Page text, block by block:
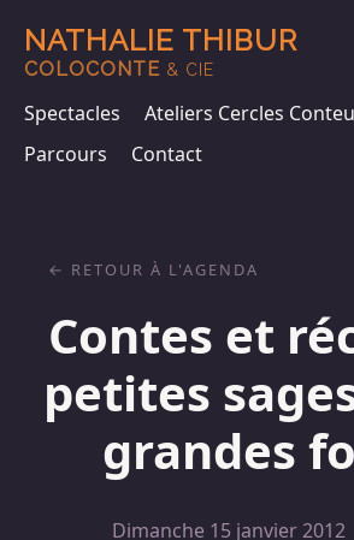
NATHALIE THIBUR
COLOCONTE & CIE
Spectacles Ateliers Cercles
Parcours
Contact
Contes et
petites
grandes
Dimanche 15 janvier 2012
RETOUR À L'AGENDA